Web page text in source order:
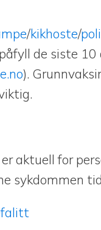
/kikhoste/
de siste 10
).
aktuell for
sykdommen